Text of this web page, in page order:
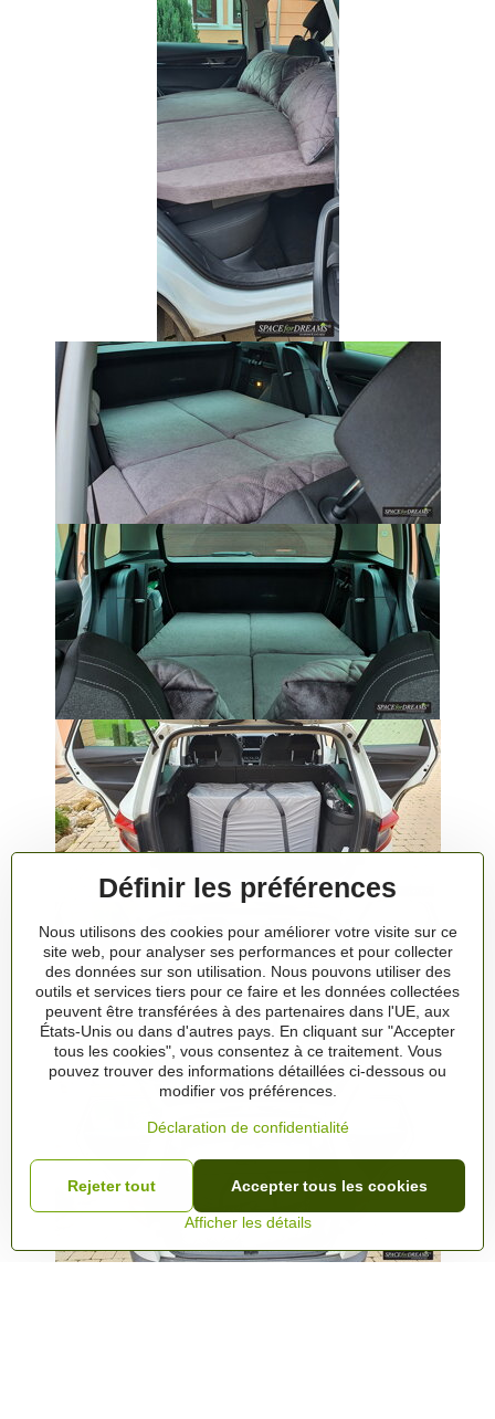
Définir les préférences
Nous utilisons des cookies pour améliorer votre visite sur ce
site web, pour analyser ses performances et pour collecter
des données sur son utilisation. Nous pouvons utiliser des
outils et services tiers pour ce faire et les données collectées
peuvent être transférées à des partenaires dans l'UE, aux
États-Unis ou dans d'autres pays. En cliquant sur "Accepter
tous les cookies", vous consentez à ce traitement. Vous
pouvez trouver des informations détaillées ci-dessous ou
modifier vos préférences.
Déclaration de confidentialité
Afficher les détails
Accepter tous les cookies
Rejeter tout